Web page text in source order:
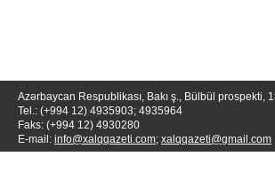
Azərbaycan Respublikası, Bakı ş., Bülbül prospekti,
Tel.: (+994 12) 4935903; 4935964
Faks: (+994 12) 4930280
E-mail: info@xalqqazeti.com; xalqqazeti@gmail.com